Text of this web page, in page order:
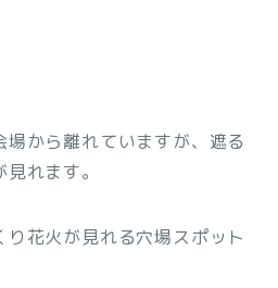
場から離れていますが、遮る
れます。
花火が見れる穴場スポット